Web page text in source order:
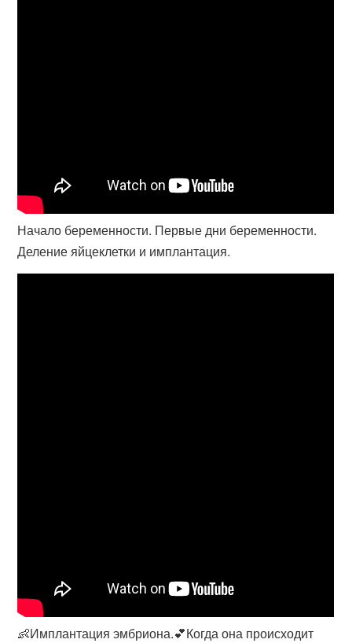
Начало беременности. Первые дни беременности.
Деление яйцеклетки и имплантация.
👶Имплантация эмбриона.💕Когда она происходит